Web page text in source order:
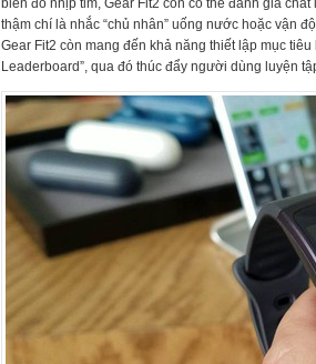
biến đo nhịp tim, Gear Fit2 còn có thể đánh giá
thậm chí là nhắc “chủ nhân” uống nước hoặc vận
Gear Fit2 còn mang đến khả năng thiết lập mục
Leaderboard”, qua đó thúc đẩy người dùng luyện